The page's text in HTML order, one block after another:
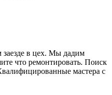
в цех. Мы дадим
что ремонтировать. Поиск
мастера с